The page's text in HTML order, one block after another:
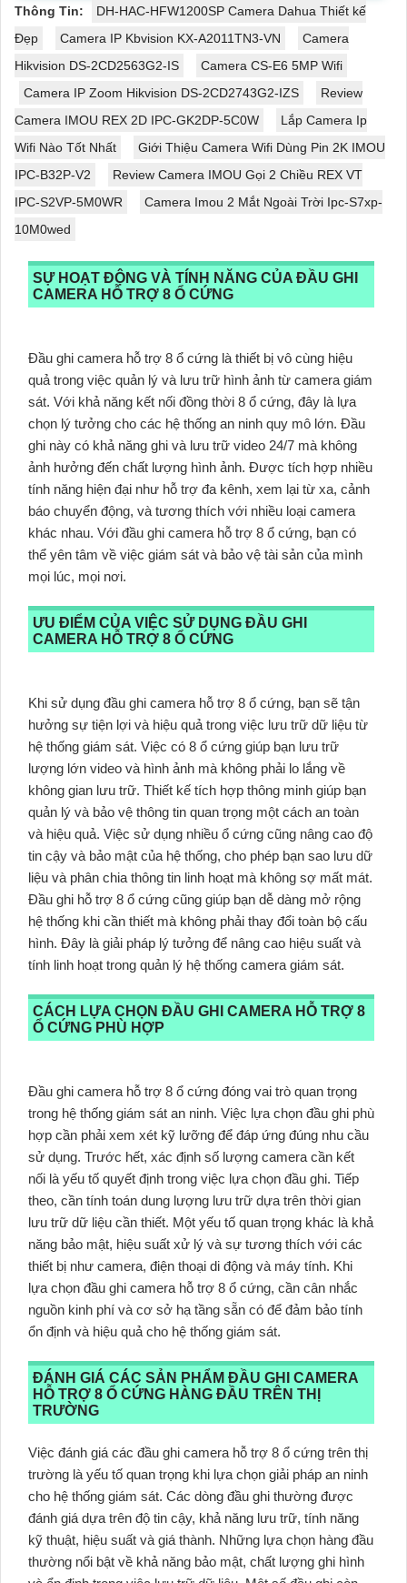
Thông Tin:
DH-HAC-HFW1200SP Camera Dahua Thiết kế
Đẹp
Camera IP Kbvision KX-A2011TN3-VN
Camera
Hikvision DS-2CD2563G2-IS
Camera CS-E6 5MP Wifi
Camera IP Zoom Hikvision DS-2CD2743G2-IZS
Review
Camera IMOU REX 2D IPC-GK2DP-5C0W
Lắp Camera Ip
Wifi Nào Tốt Nhất
Giới Thiệu Camera Wifi Dùng Pin 2K IMOU
IPC-B32P-V2
Review Camera IMOU Gọi 2 Chiều REX VT
IPC-S2VP-5M0WR
Camera Imou 2 Mắt Ngoài Trời Ipc-S7xp-
10M0wed
SỰ HOẠT ĐỘNG VÀ TÍNH NĂNG CỦA ĐẦU GHI
CAMERA HỖ TRỢ 8 Ổ CỨNG
Đầu ghi camera hỗ trợ 8 ổ cứng là thiết bị vô cùng hiệu
quả trong việc quản lý và lưu trữ hình ảnh từ camera giám
sát. Với khả năng kết nối đồng thời 8 ổ cứng, đây là lựa
chọn lý tưởng cho các hệ thống an ninh quy mô lớn. Đầu
ghi này có khả năng ghi và lưu trữ video 24/7 mà không
ảnh hưởng đến chất lượng hình ảnh. Được tích hợp nhiều
tính năng hiện đại như hỗ trợ đa kênh, xem lại từ xa, cảnh
báo chuyển động, và tương thích với nhiều loại camera
khác nhau. Với đầu ghi camera hỗ trợ 8 ổ cứng, bạn có
thể yên tâm về việc giám sát và bảo vệ tài sản của mình
mọi lúc, mọi nơi.
ƯU ĐIỂM CỦA VIỆC SỬ DỤNG ĐẦU GHI
CAMERA HỖ TRỢ 8 Ổ CỨNG
Khi sử dụng đầu ghi camera hỗ trợ 8 ổ cứng, bạn sẽ tận
hưởng sự tiện lợi và hiệu quả trong việc lưu trữ dữ liệu từ
hệ thống giám sát. Việc có 8 ổ cứng giúp bạn lưu trữ
lượng lớn video và hình ảnh mà không phải lo lắng về
không gian lưu trữ. Thiết kế tích hợp thông minh giúp bạn
quản lý và bảo vệ thông tin quan trọng một cách an toàn
và hiệu quả. Việc sử dụng nhiều ổ cứng cũng nâng cao độ
tin cậy và bảo mật của hệ thống, cho phép bạn sao lưu dữ
liệu và phân chia thông tin linh hoạt mà không sợ mất mát.
Đầu ghi hỗ trợ 8 ổ cứng cũng giúp bạn dễ dàng mở rộng
hệ thống khi cần thiết mà không phải thay đổi toàn bộ cấu
hình. Đây là giải pháp lý tưởng để nâng cao hiệu suất và
tính linh hoạt trong quản lý hệ thống camera giám sát.
CÁCH LỰA CHỌN ĐẦU GHI CAMERA HỖ TRỢ 8
Ổ CỨNG PHÙ HỢP
Đầu ghi camera hỗ trợ 8 ổ cứng đóng vai trò quan trọng
trong hệ thống giám sát an ninh. Việc lựa chọn đầu ghi phù
hợp cần phải xem xét kỹ lưỡng để đáp ứng đúng nhu cầu
sử dụng. Trước hết, xác định số lượng camera cần kết
nối là yếu tố quyết định trong việc lựa chọn đầu ghi. Tiếp
theo, cần tính toán dung lượng lưu trữ dựa trên thời gian
lưu trữ dữ liệu cần thiết. Một yếu tố quan trọng khác là khả
năng bảo mật, hiệu suất xử lý và sự tương thích với các
thiết bị như camera, điện thoại di động và máy tính. Khi
lựa chọn đầu ghi camera hỗ trợ 8 ổ cứng, cần cân nhắc
nguồn kinh phí và cơ sở hạ tầng sẵn có để đảm bảo tính
ổn định và hiệu quả cho hệ thống giám sát.
ĐÁNH GIÁ CÁC SẢN PHẨM ĐẦU GHI CAMERA
HỖ TRỢ 8 Ổ CỨNG HÀNG ĐẦU TRÊN THỊ
TRƯỜNG
Việc đánh giá các đầu ghi camera hỗ trợ 8 ổ cứng trên thị
trường là yếu tố quan trọng khi lựa chọn giải pháp an ninh
cho hệ thống giám sát. Các dòng đầu ghi thường được
đánh giá dựa trên độ tin cậy, khả năng lưu trữ, tính năng
kỹ thuật, hiệu suất và giá thành. Những lựa chọn hàng đầu
thường nổi bật về khả năng bảo mật, chất lượng ghi hình